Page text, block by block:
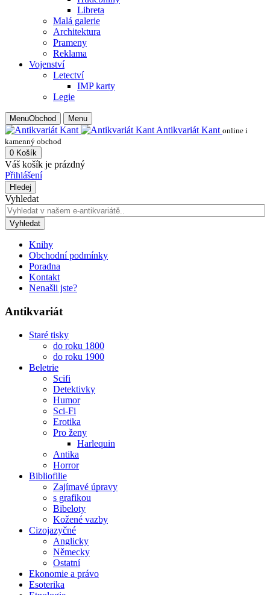
Libreta
Malá galerie
Architektura
Prameny
Reklama
Vojenství
Letectví
IMP karty
Legie
MenuObchod Menu
Antikvariát Kant online i
kamenný obchod
0 Košík
Váš košík je prázdný
Přihlášení
Hledej
Vyhledat
Vyhledat
Knihy
Obchodní podmínky
Poradna
Kontakt
Nenašli jste?
Antikvariát
Staré tisky
do roku 1800
do roku 1900
Beletrie
Scifi
Detektivky
Humor
Sci-Fi
Erotika
Pro ženy
Harlequin
Antika
Horror
Bibliofilie
Zajímavé úpravy
s grafikou
Bibeloty
Kožené vazby
Cizojazyčné
Anglicky
Německy
Ostatní
Ekonomie a právo
Esoterika